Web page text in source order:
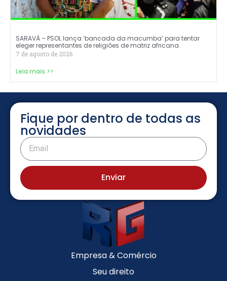
SARAVÁ – PSOL lança ‘bancada da macumba’ para tentar
eleger representantes de religiões de matriz africana.
7 de agosto de 2026
Leia mais >>
Fique por dentro de todas as
novidades
Enviar
Empresa & Comércio
Seu direito